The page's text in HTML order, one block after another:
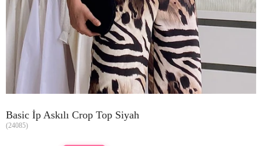
Basic İp Askılı Crop Top Siyah
(24085)